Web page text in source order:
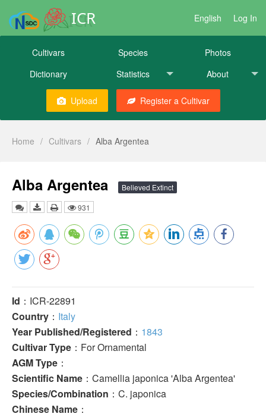
ICR English Log In
Cultivars Species
Photos
Dictionary
Statistics About
Upload Register a Cultivar
Home / Cultivars / Alba Argentea
Alba Argentea
Believed Extinct
931
Id ：ICR-22891
Country ： Italy
Year Published/Registered ： 1843
Cultivar Type ：For Ornamental
AGM Type ：
Scientific Name ：Camellia japonica 'Alba Argentea'
Species/Combination ：C. japonica
Chinese Name ：